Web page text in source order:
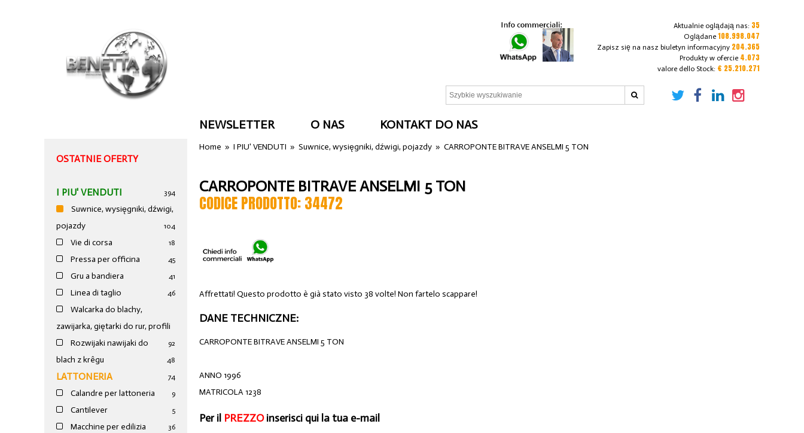
Aktualnie oglądają nas: 35
Oglądane 108.998.047
Zapisz się na nasz biuletyn informacyjny 204.365
Produkty w ofercie 4.073
valore dello Stock: € 25.210.271
NEWSLETTER O NAS KONTAKT DO NAS
OSTATNIE OFERTY
I PIU' VENDUTI 394
Suwnice, wysięgniki, dźwigi,
pojazdy
104
Vie di corsa 18
Pressa per officina 45
Gru a bandiera 41
Linea di taglio 46
Walcarka do blachy,
zawijarka, giętarki do rur, profili
92
Rozwijaki nawijaki do
blach z krêgu
48
LATTONERIA 74
Calandre per lattoneria 9
Cantilever 5
Macchine per edilizia 36
Home »I PIU' VENDUTI »Suwnice, wysięgniki, dźwigi, pojazdy »CARROPONTE BITRAVE ANSELMI 5 TON
CARROPONTE BITRAVE ANSELMI 5 TON
CODICE PRODOTTO: 34472
Affrettati! Questo prodotto è già stato visto 38 volte! Non fartelo scappare!
DANE TECHNICZNE:
CARROPONTE BITRAVE ANSELMI 5 TON
ANNO 1996
MATRICOLA 1238
Per il PREZZOinserisci qui la tua e-mail